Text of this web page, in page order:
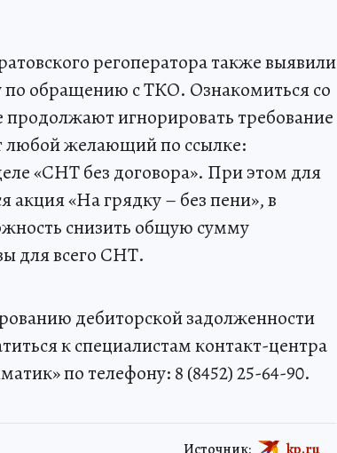
регоператора также выявили
по обращению с ТКО. Ознакомиться со
игнорировать требование
любой желающий по ссылке:
«СНТ без договора». При этом для
акция «На грядку – без пени», в
снизить общую сумму
для всего СНТ.
дебиторской задолженности
к специалистам контакт-центра
по телефону: 8 (8452) 25-64-90.